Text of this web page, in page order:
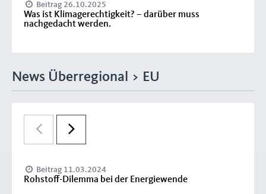
Beitrag 26.10.2025
Was ist Klimagerechtigkeit? – darüber muss
nachgedacht werden.
News Überregional > EU
Beitrag 11.03.2024
Rohstoff-Dilemma bei der Energiewende